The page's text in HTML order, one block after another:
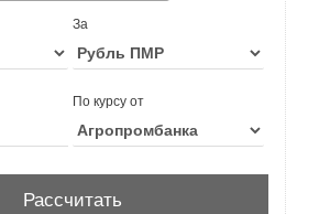
За
По курсу от